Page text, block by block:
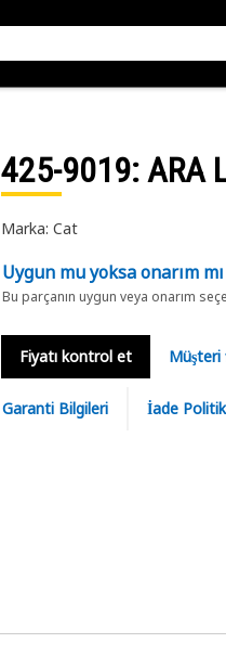
425-9019: ARA
Marka: Cat
Uygun mu yoksa onarım
Bu parçanın uygun veya onarım
Fiyatı kontrol et Müşteri
Garanti Bilgileri İade